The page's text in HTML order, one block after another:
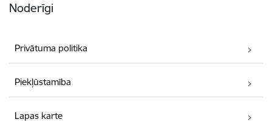
Noderīgi
Privātuma politika
Piekļūstamība
Lapas karte